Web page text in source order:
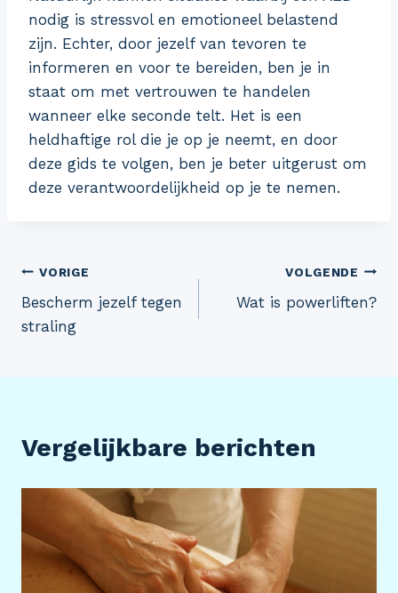
nodig is stressvol en emotioneel belastend
zijn. Echter, door jezelf van tevoren te
informeren en voor te bereiden, ben je in
staat om met vertrouwen te handelen
wanneer elke seconde telt. Het is een
heldhaftige rol die je op je neemt, en door
deze gids te volgen, ben je beter uitgerust om
deze verantwoordelijkheid op je te nemen.
Bericht
navigatie
VORIGE
Bescherm jezelf tegen
straling
VOLGENDE
Wat is powerliften?
Vergelijkbare berichten